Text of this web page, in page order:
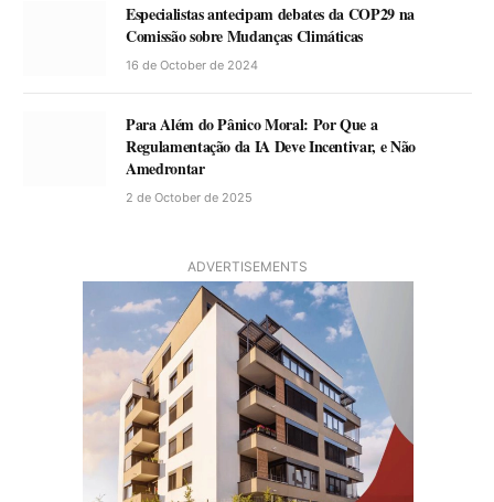
Especialistas antecipam debates da COP29 na
Comissão sobre Mudanças Climáticas
16 de October de 2024
Para Além do Pânico Moral: Por Que a
Regulamentação da IA Deve Incentivar, e Não
Amedrontar
2 de October de 2025
ADVERTISEMENTS